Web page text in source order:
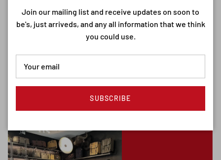
Taille und Bund bringen den robusten Begleiter in die
gewünschte Form.
Join our mailing list and receive updates on soon to
be's, just arriveds, and any all information that we think
you could use.
SUBSCRIBE